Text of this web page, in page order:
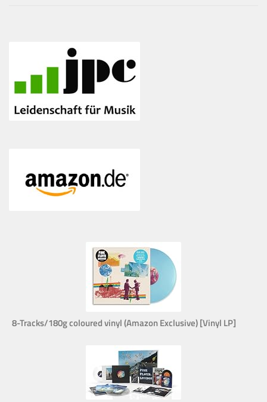
8-Tracks/180g coloured vinyl (Amazon Exclusive) [Vinyl LP]